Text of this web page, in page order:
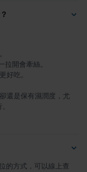
還是保有濕潤度，尤
的方式，可以線上查